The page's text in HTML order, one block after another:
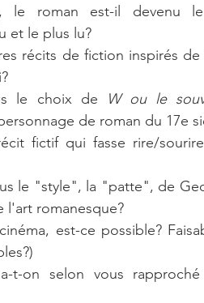
le roman est-il devenu
et le plus lu?
récits de fiction inspirés
le choix de
W ou le
de roman du 17e
fictif qui fasse rire/
le "style", la "patte", de
l'art romanesque?
est-ce possible?
t-on selon vous